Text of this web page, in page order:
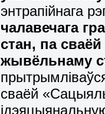
энтрапійнага
чалавечага
стан, па сваёй
жывёльнаму
сваёй